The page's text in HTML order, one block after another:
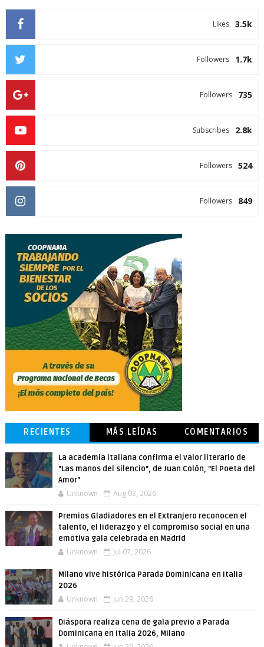
3.5k
Likes
1.7k
Followers
735
Followers
2.8k
Subscribes
524
Followers
849
Followers
RECIENTES MÁS LEÍDAS COMENTARIOS
La academia italiana confirma el valor literario de
"Las manos del silencio", de Juan Colón, "El Poeta del
Amor"
Unknown Aug 03, 2026
Premios Gladiadores en el Extranjero reconocen el
talento, el liderazgo y el compromiso social en una
emotiva gala celebrada en Madrid
Unknown Jul 07, 2026
Milano vive histórica Parada Dominicana en Italia
2026
Unknown Jun 29, 2026
Diáspora realiza cena de gala previo a Parada
Dominicana en Italia 2026, Milano